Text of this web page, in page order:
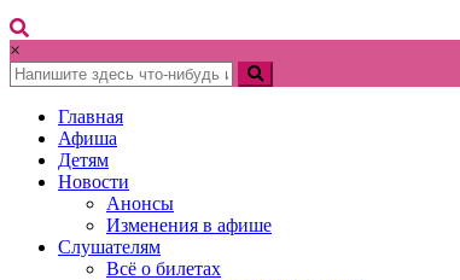
×
Главная
Афиша
Детям
Новости
Анонсы
Изменения в афише
Слушателям
Всё о билетах